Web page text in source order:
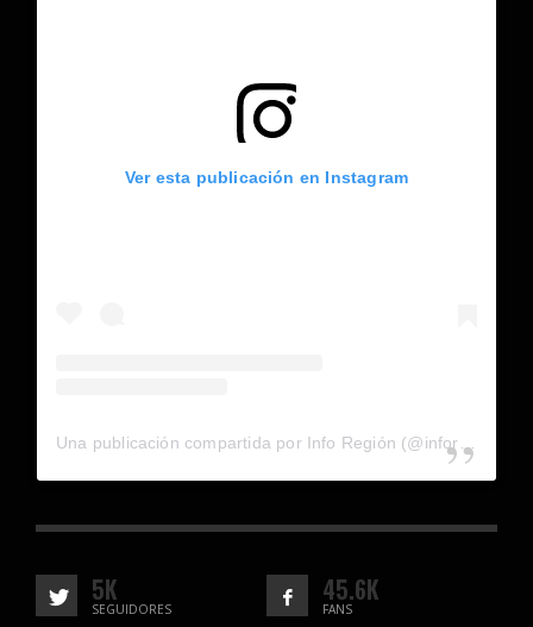
Ver esta publicación en Instagram
Una publicación compartida por Info Región (@inforegion_redes)
5K
SEGUIDORES
45.6K
FANS